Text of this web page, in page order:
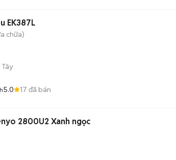
EK387L
chữa)
5.0 17 đã bán
2800U2 Xanh ngọc